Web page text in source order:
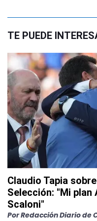
TE PUEDE
Claudio Tapia
Selección: "Mi plan
Scaloni"
PorRedacción Diario de